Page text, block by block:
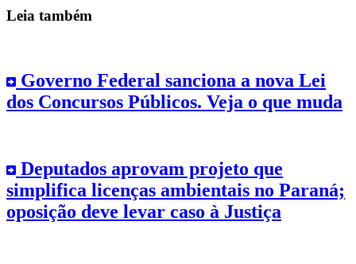
Leia também
Governo Federal sanciona a nova Lei
dos Concursos Públicos. Veja o que muda
Deputados aprovam projeto que
simplifica licenças ambientais no Paraná;
oposição deve levar caso à Justiça